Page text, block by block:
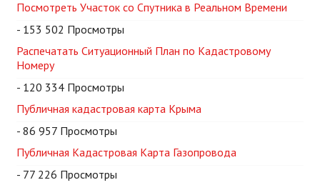
Посмотреть Участок со Спутника в Реальном Времени
- 153 502 Просмотры
Распечатать Ситуационный План по Кадастровому
Номеру
- 120 334 Просмотры
Публичная кадастровая карта Крыма
- 86 957 Просмотры
Публичная Кадастровая Карта Газопровода
- 77 226 Просмотры